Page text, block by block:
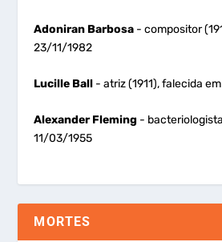
Adoniran Barbosa - compositor
23/11/1982
Lucille Ball - atriz (1911), falecida
Alexander Fleming -
11/03/1955
MORTES